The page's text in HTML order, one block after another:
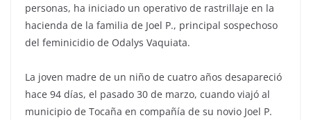
personas, ha iniciado un operativo de rastrillaje en la
hacienda de la familia de Joel P., principal sospechoso
del feminicidio de Odalys Vaquiata.
La joven madre de un niño de cuatro años desapareció
hace 94 días, el pasado 30 de marzo, cuando viajó al
municipio de Tocaña en compañía de su novio Joel P.